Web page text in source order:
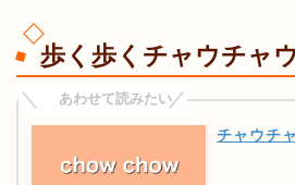
歩く歩くチャウチャ
チャウチ